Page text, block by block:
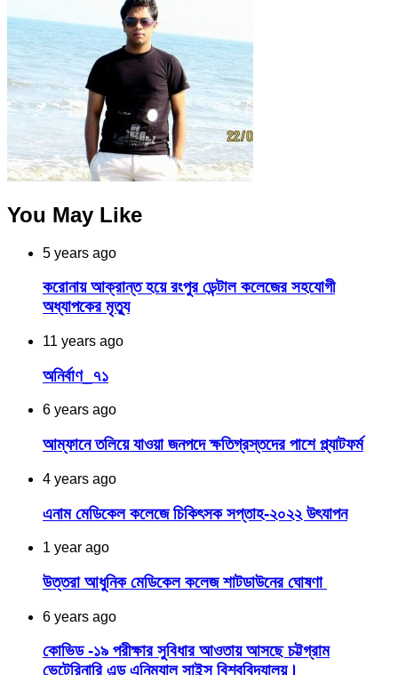
You May Like
5 years ago
করোনায় আক্রান্ত হয়ে রংপুর ডেন্টাল কলেজের সহযোগী
অধ্যাপকের মৃত্যু
11 years ago
অনির্বাণ_৭১‬
6 years ago
আম্ফানে তলিয়ে যাওয়া জনপদে ক্ষতিগ্রস্তদের পাশে প্ল্যাটফর্ম
4 years ago
এনাম মেডিকেল কলেজে চিকিৎসক সপ্তাহ-২০২২ উৎযাপন
1 year ago
উত্তরা আধুনিক মেডিকেল কলেজ শাটডাউনের ঘোষণা
6 years ago
কোভিড -১৯ পরীক্ষার সুবিধার আওতায় আসছে চট্টগ্রাম
ভেটেরিনারি এন্ড এনিম্যাল সাইন্স বিশ্ববিদ্যালয়।